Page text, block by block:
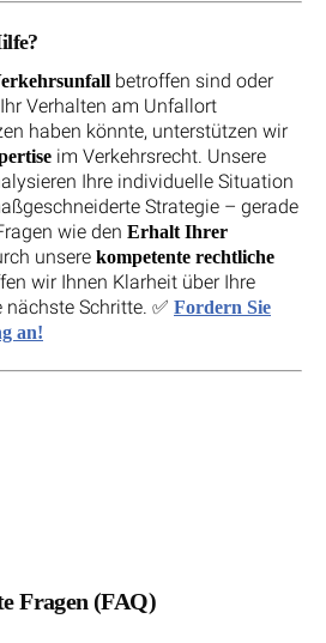
betroffen sind oder
Verhalten am Unfallort
haben könnte, unterstützen wir
im Verkehrsrecht. Unsere
Ihre individuelle Situation
Strategie – gerade
wie den Erhalt Ihrer
unsere kompetente rechtliche
wir Ihnen Klarheit über Ihre
Schritte. ✅ Fordern Sie
an!
Fragen (FAQ)